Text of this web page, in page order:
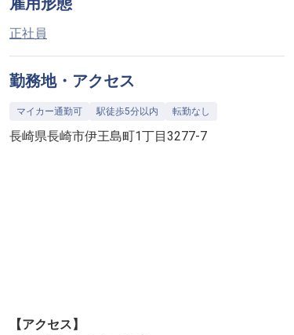
正社員
勤務地・アクセス
マイカー通勤可 駅徒歩5分以内 転勤なし
長崎県長崎市伊王島町1丁目3277-7
【アクセス】